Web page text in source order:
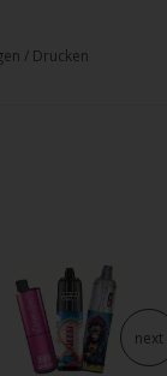
/ Drucken
next